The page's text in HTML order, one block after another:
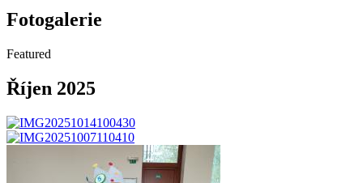
Fotogalerie
Featured
Říjen 2025